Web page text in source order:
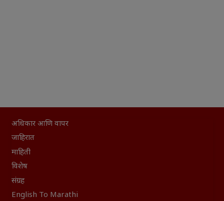
अधिकार आणि वापर
जाहिरात
माहिती
विशेष
संग्रह
English To Marathi